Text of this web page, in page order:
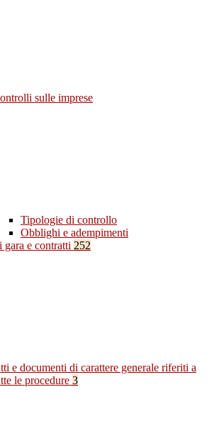
sulle imprese
Tipologie di controllo
Obblighi e adempimenti
gara e contratti 252
e documenti di carattere generale riferiti a
le procedure 3